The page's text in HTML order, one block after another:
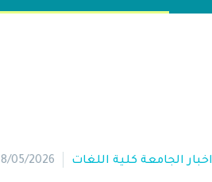
اخبار الجامعة كلية اللغات 05/2026